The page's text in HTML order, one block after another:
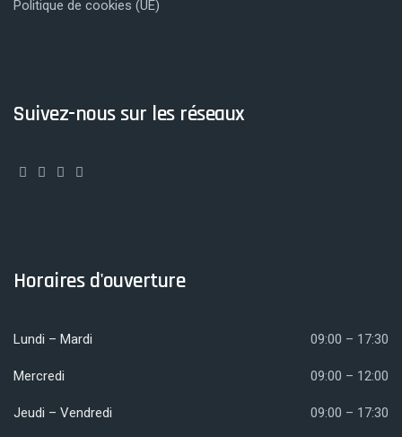
Politique de cookies (UE)
Suivez-nous sur les réseaux
Horaires d'ouverture
Lundi – Mardi 09:00 – 17:30
Mercredi 09:00 – 12:00
Jeudi – Vendredi 09:00 – 17:30